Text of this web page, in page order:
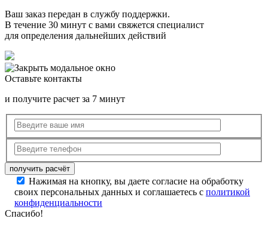
Ваш заказ передан в службу поддержки.
В течение 30 минут с вами свяжется специалист
для определения дальнейших действий
Оставьте контакты
и получите расчет за 7 минут
Нажимая на кнопку, вы даете согласие на обработку
своих персональных данных и соглашаетесь с политикой
конфиденциальности
Спасибо!